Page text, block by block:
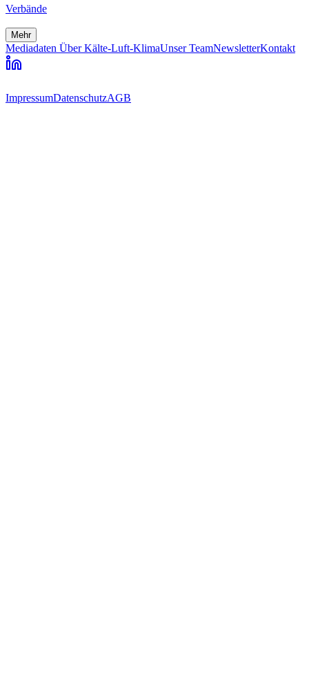
Verbände
Mehr
Mediadaten Über Kälte-Luft-KlimaUnser TeamNewsletterKontakt
ImpressumDatenschutzAGB